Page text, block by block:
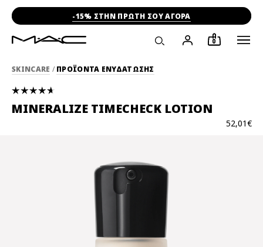
-15% ΣΤΗΝ ΠΡΩΤΗ ΣΟΥ ΑΓΟΡΑ
0
SKINCARE / ΠΡΟΪΟΝΤΑ ΕΝΥΔΑΤΩΣΗΣ
MINERALIZE TIMECHECK LOTION
52,01€